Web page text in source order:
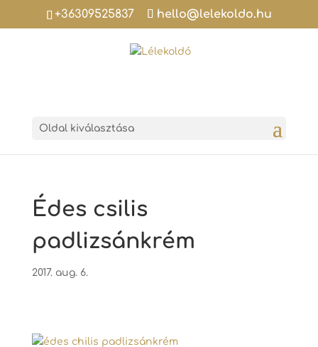
+36309525837 hello@lelekoldo.hu
Oldal kiválasztása
Édes csilis
padlizsánkrém
2017. aug. 6.